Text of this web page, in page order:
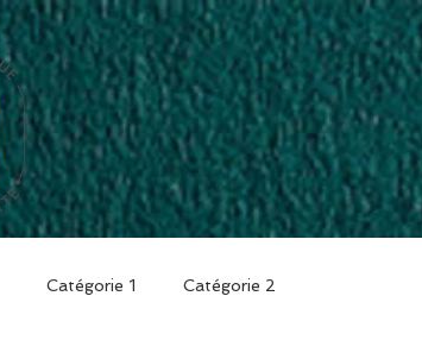
ACCUEIL
À PROPOS
Catégorie 1 Catégorie 2